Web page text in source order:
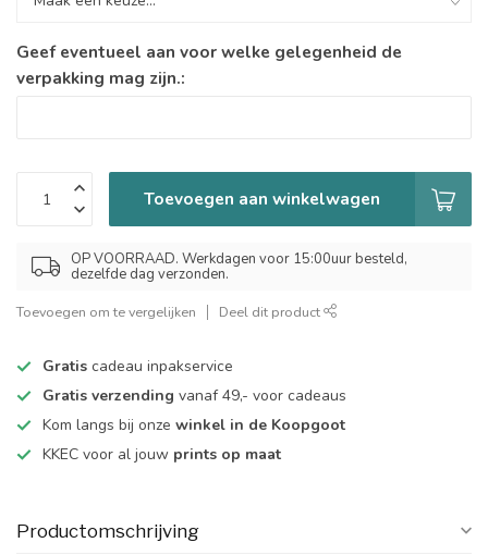
Geef eventueel aan voor welke gelegenheid de
verpakking mag zijn.:
Toevoegen aan winkelwagen
OP VOORRAAD. Werkdagen voor 15:00uur besteld,
dezelfde dag verzonden.
Toevoegen om te vergelijken Deel dit product
Gratis cadeau inpakservice
Gratis verzending vanaf 49,- voor cadeaus
Kom langs bij onze winkel in de Koopgoot
KKEC voor al jouw prints op maat
Productomschrijving